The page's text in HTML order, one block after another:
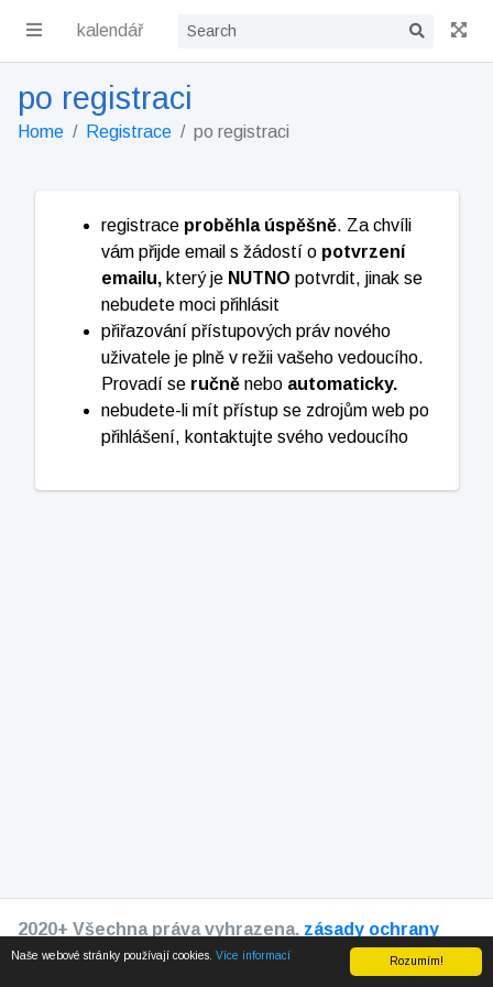
Rozumím!
Naše webové stránky používají cookies. Více informací
kalendář
po registraci
Home Registrace po registraci
registrace proběhla úspěšně. Za chvíli
vám přijde email s žádostí o potvrzení
emailu,který je NUTNO potvrdit, jinak se
nebudete moci přihlásit
přiřazování přístupových práv nového
uživatele je plně v režii vašeho vedoucího.
Provadí se ručně nebo automaticky.
nebudete-li mít přístup se zdrojům web po
přihlášení, kontaktujte svého vedoucího
2020+ Všechna práva vyhrazena. zásady ochrany
osobních údajů